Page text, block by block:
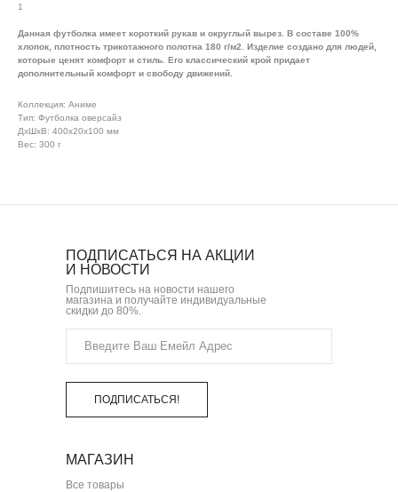
1
Данная футболка имеет короткий рукав и округлый вырез. В составе 100%
хлопок, плотность трикотажного полотна 180 г/м2. Изделие создано для людей,
которые ценят комфорт и стиль. Его классический крой придает
дополнительный комфорт и свободу движений.
Коллекция: Аниме
Тип: Футболка оверсайз
ДxШxВ: 400x20x100 мм
Вес: 300 г
ПОДПИСАТЬСЯ НА АКЦИИ
И НОВОСТИ
Подпишитесь на новости нашего
магазина и получайте индивидуальные
скидки до 80%.
ПОДПИСАТЬСЯ!
МАГАЗИН
Все товары